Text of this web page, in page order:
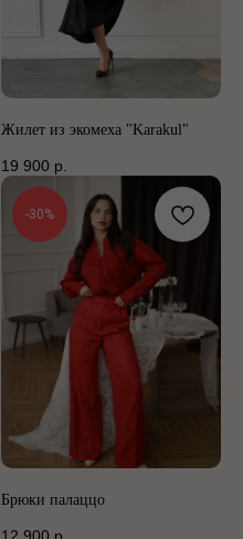
Жилет из экомеха "Karakul"
19 900 р.
-30%
Брюки палаццо